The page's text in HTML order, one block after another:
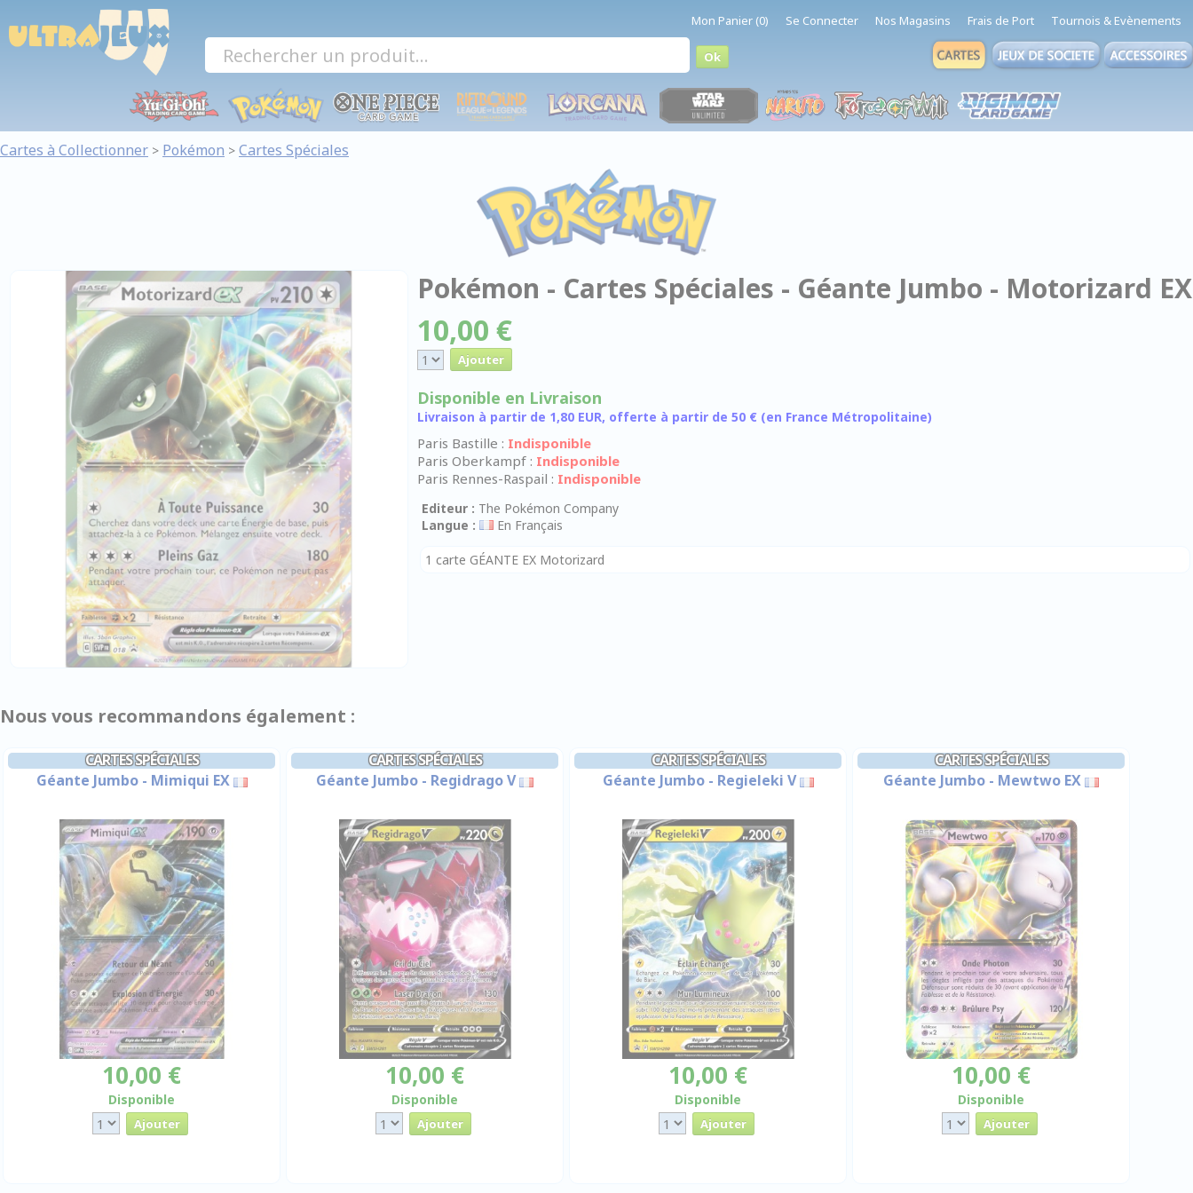
Mon Panier (0) Se Connecter Nos Magasins Frais de Port Tournois & Evènements
Cartes à Collectionner > Pokémon > Cartes Spéciales
Pokémon - Cartes Spéciales - Géante Jumbo - Motorizard EX
10,00 €
Disponible en Livraison
Livraison à partir de 1,80 EUR, offerte à partir de 50 € (en France Métropolitaine)
Paris Bastille : Indisponible
Paris Oberkampf : Indisponible
Paris Rennes-Raspail : Indisponible
Editeur : The Pokémon Company
Langue :
En Français
1 carte GÉANTE EX Motorizard
Nous vous recommandons également :
CARTES SPÉCIALES
Géante Jumbo - Mimiqui EX
10,00 €
Disponible
CARTES SPÉCIALES
Géante Jumbo - Regidrago V
10,00 €
Disponible
CARTES SPÉCIALES
Géante Jumbo - Regieleki V
10,00 €
Disponible
CARTES SPÉCIALES
Géante Jumbo - Mewtwo EX
10,00 €
Disponible
Panneau de gestion des cookies